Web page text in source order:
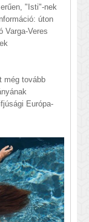
"Isti"-nek
úton
Varga-Veres
még tovább
Európa-